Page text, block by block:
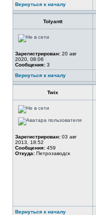
Вернуться к началу
Tolyantt
Зарегистрирован: 20 авг
2020, 08:06
Сообщения: 3
Вернуться к началу
Twix
Зарегистрирован: 03 авг
2013, 18:52
Сообщения: 459
Откуда: Петрозаводск
Вернуться к началу